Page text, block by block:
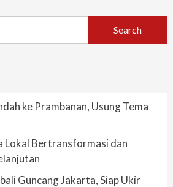
ke Prambanan, Usung Tema
Lokal Bertransformasi dan
Guncang Jakarta, Siap Ukir